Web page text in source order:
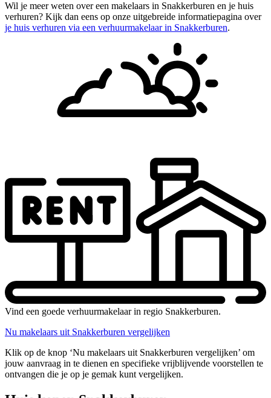
Wil je meer weten over een makelaars in Snakkerburen en je huis
verhuren? Kijk dan eens op onze uitgebreide informatiepagina over
je huis verhuren via een verhuurmakelaar in Snakkerburen.
Vind een goede verhuurmakelaar in regio Snakkerburen.
Nu makelaars uit Snakkerburen vergelijken
Klik op de knop ‘Nu makelaars uit Snakkerburen vergelijken’ om
jouw aanvraag in te dienen en specifieke vrijblijvende voorstellen te
ontvangen die je op je gemak kunt vergelijken.